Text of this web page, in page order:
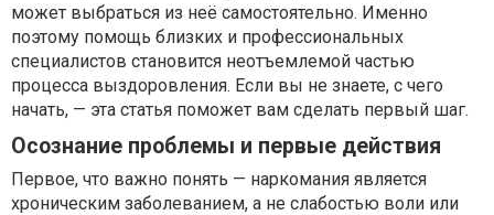
может выбраться из неё самостоятельно. Именно
поэтому помощь близких и профессиональных
специалистов становится неотъемлемой частью
процесса выздоровления. Если вы не знаете, с чего
начать, — эта статья поможет вам сделать первый шаг.
Осознание проблемы и первые действия
Первое, что важно понять — наркомания является
хроническим заболеванием, а не слабостью воли или